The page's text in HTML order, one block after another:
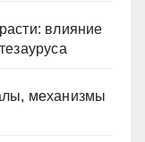
влияние
механизмы